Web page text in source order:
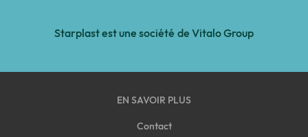
Starplast est une société de Vitalo Group
EN SAVOIR PLUS
Contact